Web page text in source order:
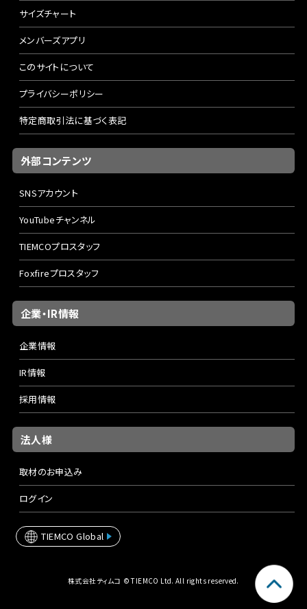
サイズチャート
メンバーズアプリ
このサイトについて
プライバシーポリシー
特定商取引法に基づく表記
外部コンテンツ
SNSアカウント
YouTubeチャンネル
TIEMCOプロスタッフ
Foxfireプロスタッフ
企業・IR情報
企業情報
IR情報
採用情報
法人様
取材のお申込み
ログイン
TIEMCO Global
株式会社ティムコ © TIEMCO Ltd. All rights reserved.